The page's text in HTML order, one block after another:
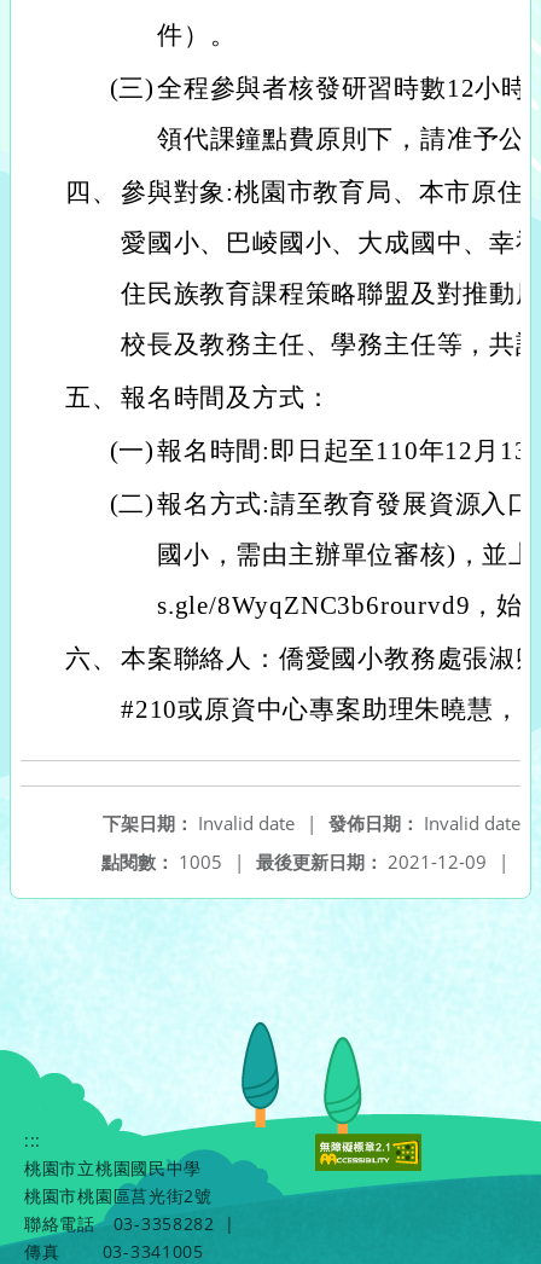
件）。
(三)全程參與者核發研習時數12小時
領代課鐘點費原則下，請准予公
四、 參與對象:桃園市教育局、本市原住
愛國小、巴崚國小、大成國中、幸
住民族教育課程策略聯盟及對推動
校長及教務主任、學務主任等，共
五、 報名時間及方式：
(一)報名時間:即日起至110年12月13
(二)報名方式:請至教育發展資源入
國小，需由主辦單位審核)，並
s.gle/8WyqZNC3b6rourvd9，始
六、 本案聯絡人：僑愛國小教務處張淑
#210或原資中心專案助理朱曉慧，
發佈日期： Invalid date
下架日期： Invalid date
|
最後更新日期： 2021-12-09 |
點閱數： 1005 |
:::
桃園市立桃園國民中學
桃園市桃園區莒光街2號
聯絡電話
03-3358282
|
傳真
03-3341005